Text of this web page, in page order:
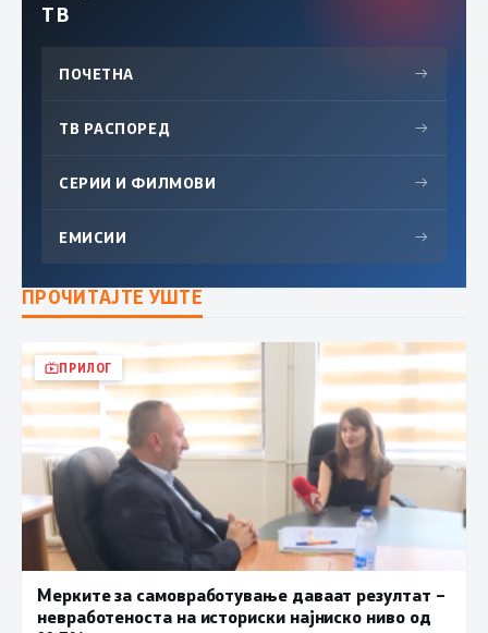
ТВ
ПОЧЕТНА →
ТВ РАСПОРЕД →
СЕРИИ И ФИЛМОВИ →
ЕМИСИИ →
ПРОЧИТАЈТЕ УШТЕ
ПРИЛОГ
Мерките за самовработување даваат резултат –
невработеноста на историски најниско ниво од